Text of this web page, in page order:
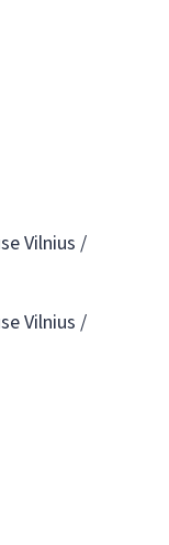
Vilnius /
Vilnius /